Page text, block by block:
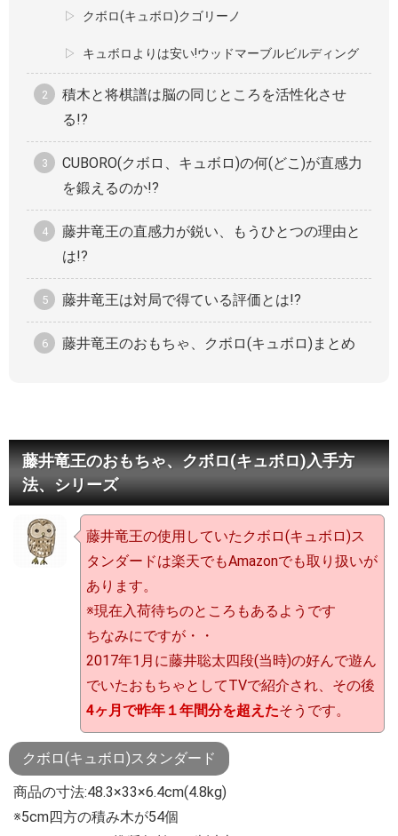
クボロ(キュボロ)クゴリーノ
キュボロよりは安い!ウッドマーブルビルディング
積木と将棋譜は脳の同じところを活性化させ
る!?
CUBORO(クボロ、キュボロ)の何(どこ)が直感力
を鍛えるのか!?
藤井竜王の直感力が鋭い、もうひとつの理由と
は!?
藤井竜王は対局で得ている評価とは!?
藤井竜王のおもちゃ、クボロ(キュボロ)まとめ
藤井竜王のおもちゃ、クボロ(キュボロ)入手方
法、シリーズ
藤井竜王の使用していたクボロ(キュボロ)ス
タンダードは楽天でもAmazonでも取り扱いが
あります。
※現在入荷待ちのところもあるようです
ちなみにですが・・
2017年1月に藤井聡太四段(当時)の好んで遊ん
でいたおもちゃとしてTVで紹介され、その後
4ヶ月で昨年１年間分を超えたそうです。
クボロ(キュボロ)スタンダード
商品の寸法:48.3×33×6.4cm(4.8kg)
※5cm四方の積み木が54個